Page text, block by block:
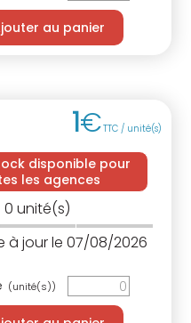
au panier
1€TTC / unité(s)
disponible pour
les agences
0 unité(s)
à jour le 07/08/2026
(unité(s))